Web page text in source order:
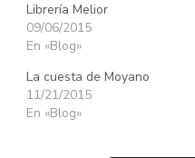
Librería Melior
09/06/2015
En «Blog»
La cuesta de Moyano
11/21/2015
En «Blog»